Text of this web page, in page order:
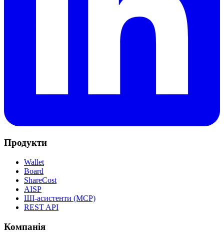
Продукти
Wallet
Board
ShareCost
AISP
ШІ-асистенти (MCP)
REST API
Компанія